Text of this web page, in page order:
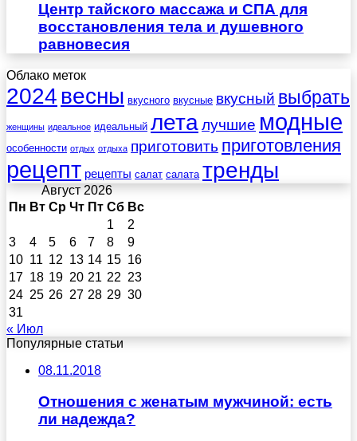
Центр тайского массажа и СПА для
восстановления тела и душевного
равновесия
Облако меток
2024 весны вкусного вкусные вкусный выбрать
женщины идеальное идеальный леталучшие модные
особенности отдых отдыха приготовить приготовления
рецепт рецепты салат салата тренды
Август 2026
Пн Вт Ср Чт Пт Сб Вс
1
2
3
4 5 6 7 8
9
10 11 12 13 14 15 16
17 18 19 20 21 22 23
24 25 26 27 28 29 30
31
« Июл
Популярные статьи
08.11.2018
Отношения с женатым мужчиной: есть
ли надежда?